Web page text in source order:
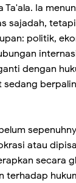
Ta'ala. Ia
sajadah,
politik,
dengan
sedang
atau
secara
terhadap